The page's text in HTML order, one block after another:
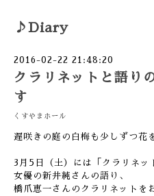
♪Diary
2016-02-22 21:48:20
クラリネットと語り
す
くすやまホール
遅咲きの庭の白梅も少しずつ花
3月5日（土）には「クラリネッ
女優の新井純さんの語り、
橋爪恵一さんのクラリネットを